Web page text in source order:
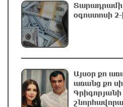
Երևանում
մենամարտի
բացահայտվել է
Տարադրամի
օգոստոսի
Այսօր քո
առանց քո